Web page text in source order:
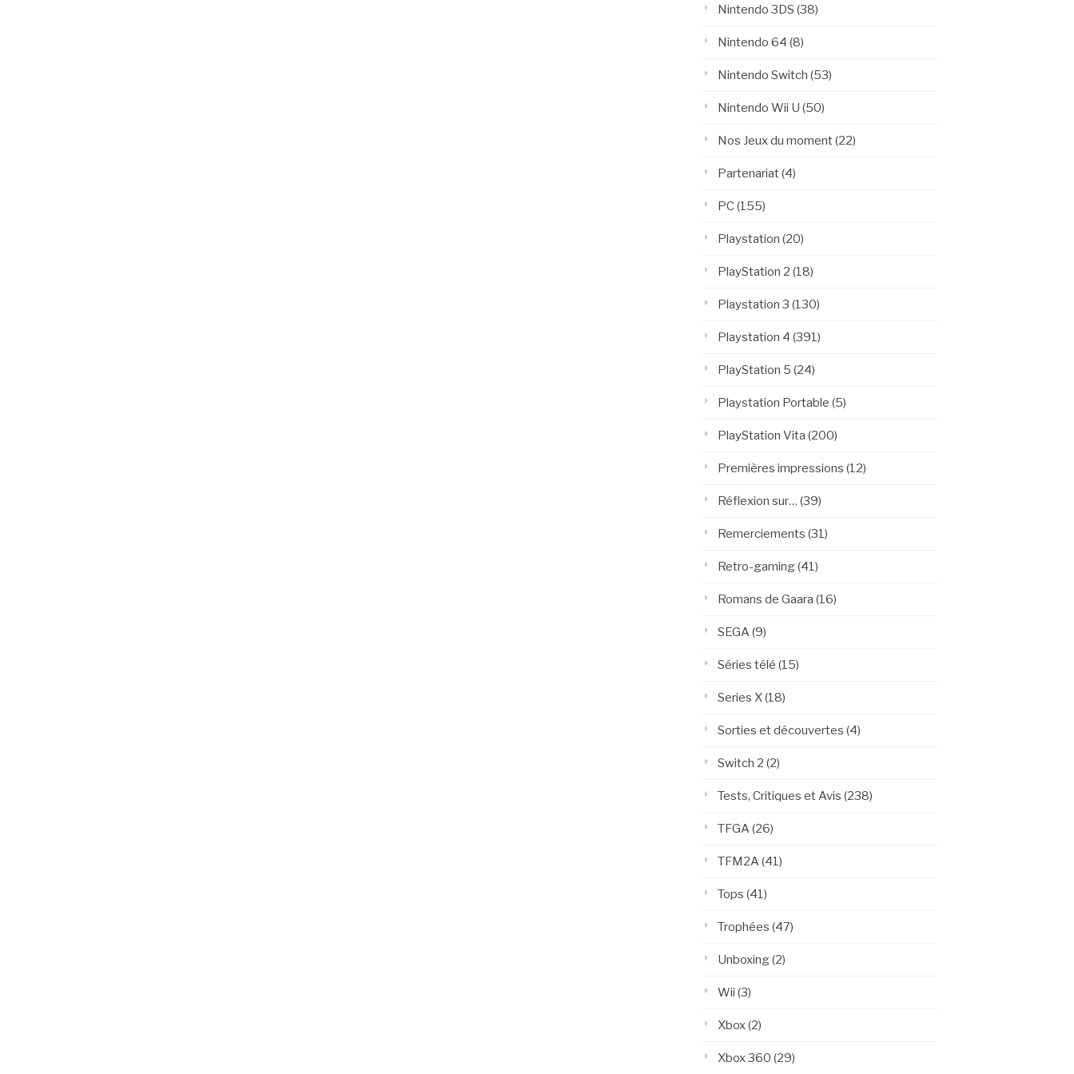
Nintendo 3DS (38)
Nintendo 64 (8)
Nintendo Switch (53)
Nintendo Wii U (50)
Nos Jeux du moment(22)
Partenariat(4)
PC(155)
Playstation (20)
PlayStation 2 (18)
Playstation 3 (130)
Playstation 4 (391)
PlayStation 5 (24)
Playstation Portable (5)
PlayStation Vita (200)
Premières impressions (12)
Réflexion sur… (39)
Remerciements (31)
Retro-gaming(41)
Romans de Gaara (16)
SEGA (9)
Séries télé (15)
Series X(18)
Sorties et découvertes (4)
Switch 2 (2)
Tests, Critiques et Avis (238)
TFGA (26)
TFM2A (41)
Tops (41)
Trophées (47)
Unboxing(2)
Wii (3)
Xbox(2)
Xbox 360 (29)